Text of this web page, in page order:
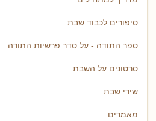
סיפורים לכבוד שבת
ספר התודה - על סדר פרשיות התורה
סרטונים על השבת
שירי שבת
מאמרים